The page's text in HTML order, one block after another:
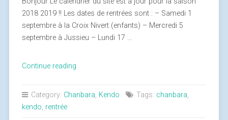
2018 2019 !! Les dates de rentrées sont : – Samedi 1
septembre à la Croix Nivert (enfants) – Mercredi 5
septembre à Jussieu – Lundi 17 …
Continue reading
rentrée
Category: Chanbara, Kendo Tags: chanbara,
kendo, rentrée